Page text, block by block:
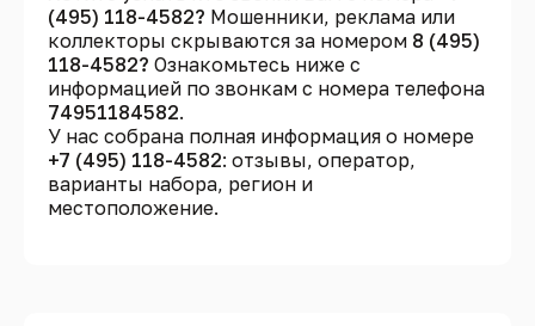
(495) 118-4582? Мошенники, реклама или
коллекторы скрываются за номером 8 (495)
118-4582? Ознакомьтесь ниже с
информацией по звонкам с номера телефона
74951184582.
У нас собрана полная информация о номере
+7 (495) 118-4582: отзывы, оператор,
варианты набора, регион и
местоположение.